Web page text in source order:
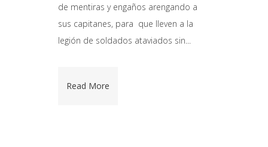
de mentiras y engaños arengando a
sus capitanes, para que lleven a la
legión de soldados ataviados sin...
Read More